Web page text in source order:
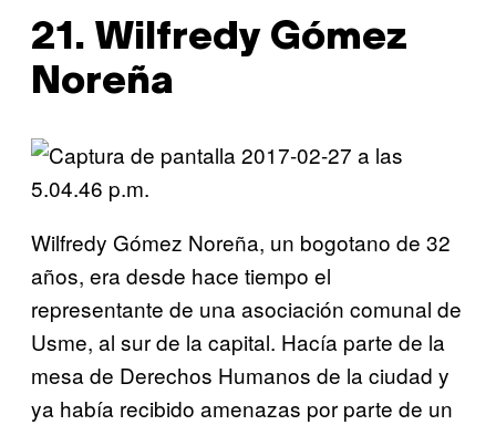
21. Wilfredy Gómez
Noreña
Wilfredy Gómez Noreña, un bogotano de 32
años, era desde hace tiempo el
representante de una asociación comunal de
Usme, al sur de la capital. Hacía parte de la
mesa de Derechos Humanos de la ciudad y
ya había recibido amenazas por parte de un